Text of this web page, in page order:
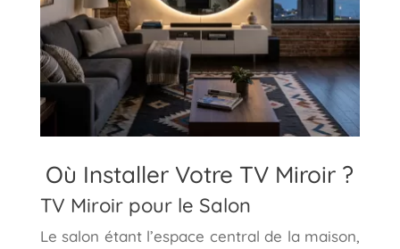
Où Installer Votre TV Miroir ?
TV Miroir pour le Salon
Le salon étant l’espace central de la maison,